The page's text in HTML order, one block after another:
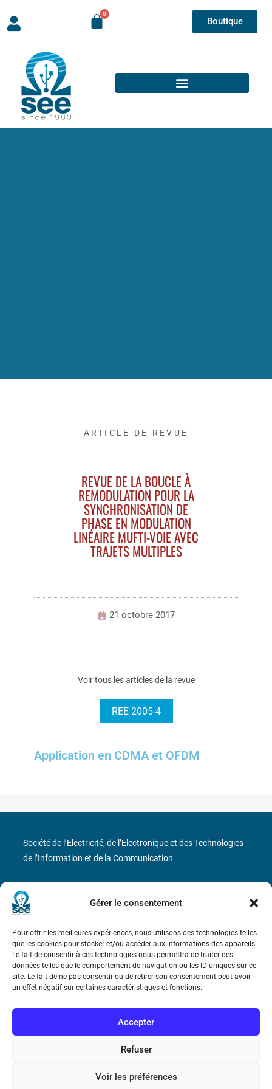
Gérer le consentement
Pour offrir les meilleures expériences, nous utilisons des technologies telles
que les cookies pour stocker et/ou accéder aux informations des appareils.
Le fait de consentir à ces technologies nous permettra de traiter des
données telles que le comportement de navigation ou les ID uniques sur ce
site. Le fait de ne pas consentir ou de retirer son consentement peut avoir
un effet négatif sur certaines caractéristiques et fonctions.
Accepter
Refuser
Voir les préférences
Boutique
ARTICLE DE REVUE
REVUE DE LA BOUCLE À
REMODULATION POUR LA
SYNCHRONISATION DE
PHASE EN MODULATION
LINÉAIRE MUFTI-VOIE AVEC
TRAJETS MULTIPLES
21 octobre 2017
Voir tous les articles de la revue
REE 2005-4
Application en CDMA et OFDM
Bicentenaire des découvertes d’André-
Conditions Générales de Vente
Société de l’Electricité, de l’Electronique et des Technologies
de l’Information et de la Communication
Métro : « Boissière » Ligne 6 et « Iéna » Ligne 9
Téléphone : (+33) 1 56 90 37 17
N° de SIREN : 785 393 232, Code APE : 9412Z TVA intra-
communautaire : FR44 785 393 232